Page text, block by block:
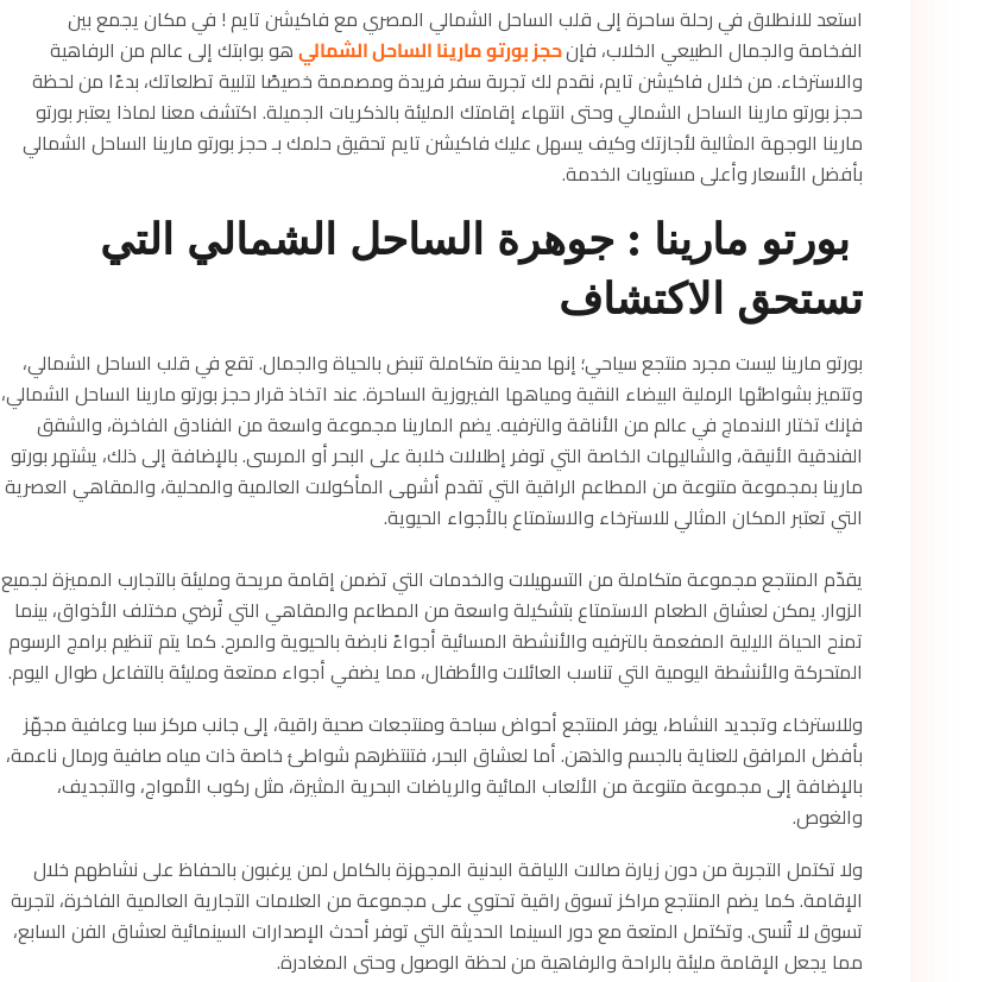
استعد للانطلاق في رحلة ساحرة إلى قلب الساحل الشمالي المصري مع فاكيشن تايم ! في مكان يجمع بين
الفخامة والجمال الطبيعي الخلاب، فإنحجز بورتو مارينا الساحل الشماليهو بوابتك إلى عالم من الرفاهية
والاسترخاء. من خلال فاكيشن تايم، نقدم لك تجربة سفر فريدة ومصممة خصيصًا لتلبية تطلعاتك، بدءًا من لحظة
حجز بورتو مارينا الساحل الشمالي وحتى انتهاء إقامتك المليئة بالذكريات الجميلة. اكتشف معنا لماذا يعتبر بورتو
مارينا الوجهة المثالية لأجازتك وكيف يسهل عليك فاكيشن تايم تحقيق حلمك بـ حجز بورتو مارينا الساحل الشمالي
بأفضل الأسعار وأعلى مستويات الخدمة.
بورتو مارينا : جوهرة الساحل الشمالي التي
تستحق الاكتشاف
بورتو مارينا ليست مجرد منتجع سياحي؛ إنها مدينة متكاملة تنبض بالحياة والجمال. تقع في قلب الساحل الشمالي،
وتتميز بشواطئها الرملية البيضاء النقية ومياهها الفيروزية الساحرة. عند اتخاذ قرار حجز بورتو مارينا الساحل الشمالي،
فإنك تختار الاندماج في عالم من الأناقة والترفيه. يضم المارينا مجموعة واسعة من الفنادق الفاخرة، والشقق
الفندقية الأنيقة، والشاليهات الخاصة التي توفر إطلالات خلابة على البحر أو المرسى. بالإضافة إلى ذلك، يشتهر بورتو
مارينا بمجموعة متنوعة من المطاعم الراقية التي تقدم أشهى المأكولات العالمية والمحلية، والمقاهي العصرية
التي تعتبر المكان المثالي للاسترخاء والاستمتاع بالأجواء الحيوية.
يقدّم المنتجع مجموعة متكاملة من التسهيلات والخدمات التي تضمن إقامة مريحة ومليئة بالتجارب المميزة لجميع
الزوار. يمكن لعشاق الطعام الاستمتاع بتشكيلة واسعة من المطاعم والمقاهي التي تُرضي مختلف الأذواق، بينما
تمنح الحياة الليلية المفعمة بالترفيه والأنشطة المسائية أجواءً نابضة بالحيوية والمرح. كما يتم تنظيم برامج الرسوم
المتحركة والأنشطة اليومية التي تناسب العائلات والأطفال، مما يضفي أجواء ممتعة ومليئة بالتفاعل طوال اليوم.
وللاسترخاء وتجديد النشاط، يوفر المنتجع أحواض سباحة ومنتجعات صحية راقية، إلى جانب مركز سبا وعافية مجهّز
بأفضل المرافق للعناية بالجسم والذهن. أما لعشاق البحر، فتنتظرهم شواطئ خاصة ذات مياه صافية ورمال ناعمة،
بالإضافة إلى مجموعة متنوعة من الألعاب المائية والرياضات البحرية المثيرة، مثل ركوب الأمواج، والتجديف،
والغوص.
ولا تكتمل التجربة من دون زيارة صالات اللياقة البدنية المجهزة بالكامل لمن يرغبون بالحفاظ على نشاطهم خلال
الإقامة. كما يضم المنتجع مراكز تسوق راقية تحتوي على مجموعة من العلامات التجارية العالمية الفاخرة، لتجربة
تسوق لا تُنسى. وتكتمل المتعة مع دور السينما الحديثة التي توفر أحدث الإصدارات السينمائية لعشاق الفن السابع،
مما يجعل الإقامة مليئة بالراحة والرفاهية من لحظة الوصول وحتى المغادرة.